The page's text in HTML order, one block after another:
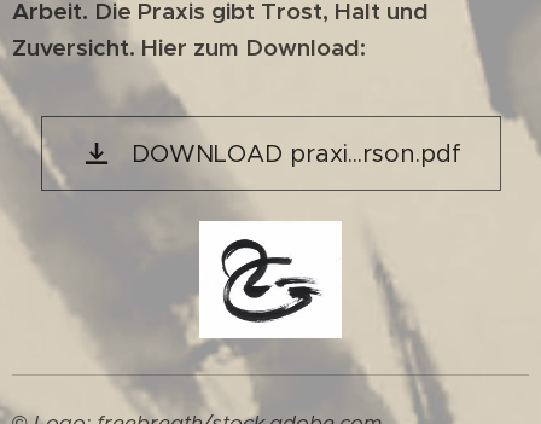
Arbeit. Die Praxis gibt Trost, Halt und
Zuversicht. Hier zum Download:
DOWNLOAD praxi...rson.pdf